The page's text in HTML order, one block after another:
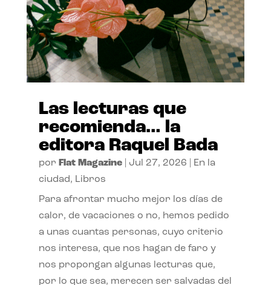
Las lecturas que
recomienda… la
editora Raquel Bada
por Flat Magazine| Jul 27, 2026
En la
ciudad, Libros
Para afrontar mucho mejor los días de
calor, de vacaciones o no, hemos pedido
a unas cuantas personas, cuyo criterio
nos interesa, que nos hagan de faro y
nos propongan algunas lecturas que,
por lo que sea, merecen ser salvadas del